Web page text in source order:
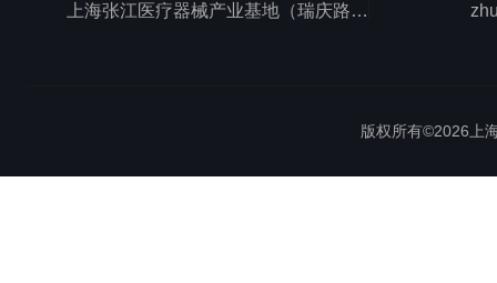
上海张江医疗器械产业基地（瑞庆路528号）
版权所有©2026